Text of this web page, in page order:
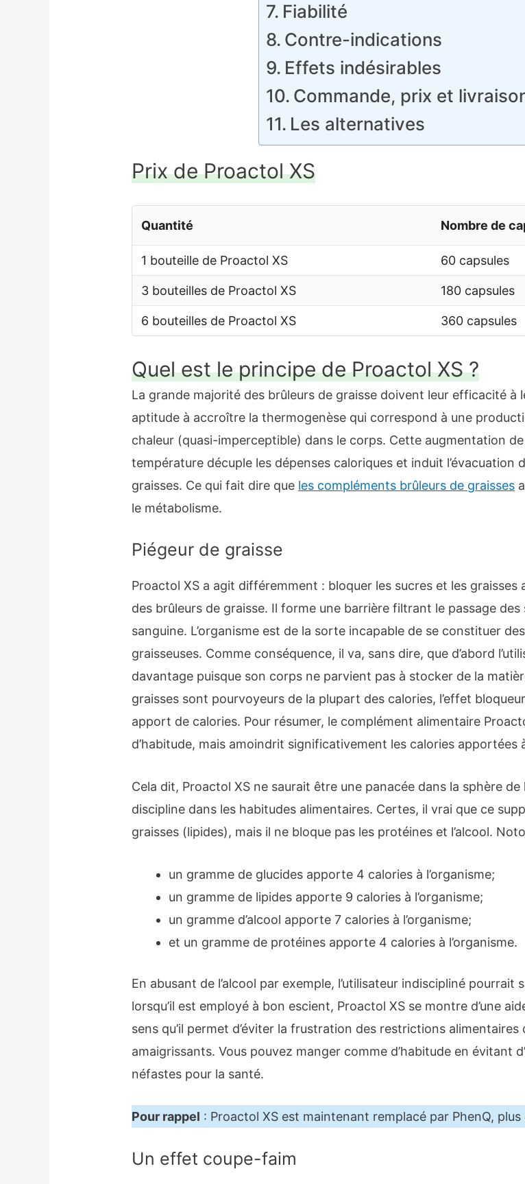
Fiabilité
Contre-indications
Effets indésirables
Commande, prix et
Les alternatives
Prix de Proactol XS
Quantité Nombre de
1 bouteille de Proactol XS 60 capsules
3 bouteilles de Proactol XS 180 capsules
6 bouteilles de Proactol XS 360 capsules
Quel est le principe de Proactol XS ?
La grande majorité des brûleurs de graisse doivent leur efficacité à
aptitude à accroître la thermogenèse qui correspond à une
chaleur (quasi-imperceptible) dans le corps. Cette augmentation de
température décuple les dépenses caloriques et induit l’évacuation
graisses. Ce qui fait dire que les compléments brûleurs de graisses
le métabolisme.
Piégeur de graisse
Proactol XS a agit différemment : bloquer les sucres et les graisses
des brûleurs de graisse. Il forme une barrière filtrant le passage
sanguine. L’organisme est de la sorte incapable de se constituer
graisseuses. Comme conséquence, il va, sans dire, que d’abord
davantage puisque son corps ne parvient pas à stocker de la
graisses sont pourvoyeurs de la plupart des calories, l’effet
apport de calories. Pour résumer, le complément alimentaire
d’habitude, mais amoindrit significativement les calories apportées
Cela dit, Proactol XS ne saurait être une panacée dans la sphère
discipline dans les habitudes alimentaires. Certes, il vrai que ce
graisses (lipides), mais il ne bloque pas les protéines et l’alcool.
un gramme de glucides apporte 4 calories à l’organisme;
un gramme de lipides apporte 9 calories à l’organisme;
un gramme d’alcool apporte 7 calories à l’organisme;
et un gramme de protéines apporte 4 calories à l’organisme.
En abusant de l’alcool par exemple, l’utilisateur indiscipliné
lorsqu’il est employé à bon escient, Proactol XS se montre d’une
sens qu’il permet d’éviter la frustration des restrictions
amaigrissants. Vous pouvez manger comme d’habitude en évitant
néfastes pour la santé.
Pour rappel : Proactol XS est maintenant remplacé par PhenQ,
Un effet coupe-faim